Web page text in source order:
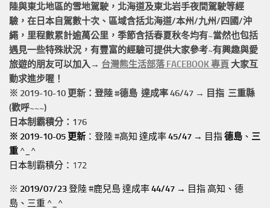
陸與東北地區的雪地駕駛 ，北海道及東北岩手夜間駕駛等經
驗，在日本自駕數十次、區域含括北海道/本州/九州/四國/沖
繩， 里程數累計逾萬公里 ，季節含括春夏秋冬均有~當然也包括
遇見一些特殊狀況，有豐富的經驗可提供大家參考~有興趣與愛
旅遊的朋友可以加入→ 台灣熊生活部落 FACEBOOK 專頁 大家互
動求進步喔！
※ 2019-10-10 更新：登陸 #德島 達成率 46/47 → 目指 三重縣
(歡呼~~~)
日本制霸積分：176
※ 2019-10-05 更新 ：登陸 #高知 達成率45/47 → 目指德島 、 三
重 ^_^
日本制霸積分：172
※ 2019/07/23登陸 #鹿兒島 達成率44/47 → 目指 高知、德
島、三重 ^_^